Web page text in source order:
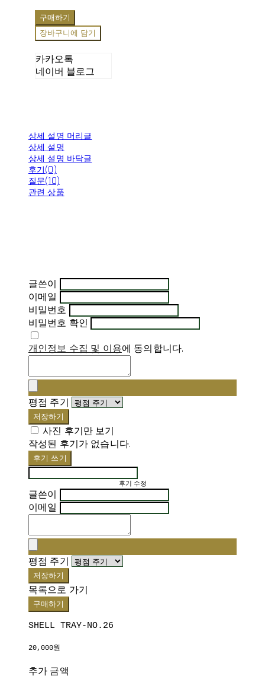
구매하기
장바구니에 담기
카카오톡
네이버 블로그
상세 설명 머리글
상세 설명
상세 설명 바닥글
후기(0)
질문(10)
관련 상품
글쓴이
이메일
비밀번호
비밀번호 확인
개인정보 수집 및 이용에 동의합니다.
평점 주기
저장하기
사진 후기만 보기
작성된 후기가 없습니다.
후기 쓰기
후기 수정
글쓴이
이메일
평점 주기
저장하기
목록으로 가기
구매하기
SHELL TRAY-NO.26
20,000원
추가 금액